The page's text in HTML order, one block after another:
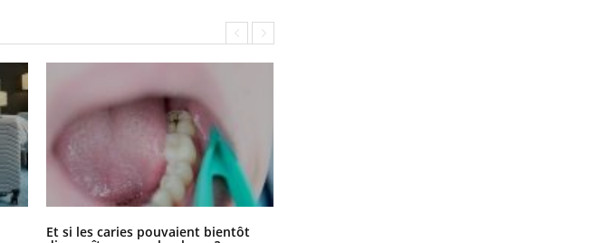
Et si les caries pouvaient bientôt